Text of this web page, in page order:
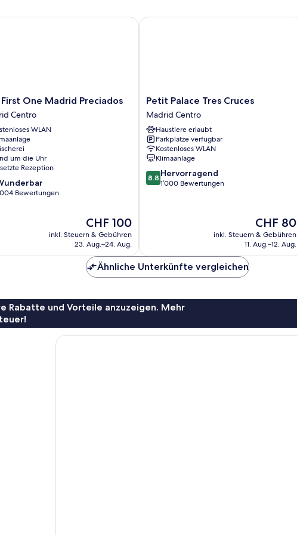
One Madrid Preciados
Centro
WLAN
um die Uhr
Rezeption
Bewertungen
Der
Preis
beträgt
CHF 100
inkl. Steuern & Gebühren
23. Aug.–24. Aug.
One Madrid Preciados
Petit
Palace
Tres
Cruces
Madrid
Centro
Petit Palace Tres Cruces
Madrid Centro
Haustiere erlaubt
Parkplätze verfügbar
Kostenloses WLAN
Klimaanlage
8.8
von
8.8 Hervorragend
1’000 Bewertungen
Der
Preis
beträgt
CHF 80
inkl. Steuern & Gebühren
11. Aug.–12. Aug.
Petit Palace Tres Cruces
Ähnliche Unterkünfte vergleichen
Rabatte und Vorteile anzuzeigen. Mehr